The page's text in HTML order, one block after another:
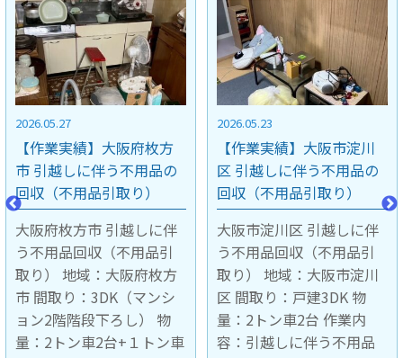
2026.05.23
【作業実績】大阪市淀川
区 引越しに伴う不用品の
回収（不用品引取り）
大阪市淀川区 引越しに伴
う不用品回収（不用品引
取り） 地域：大阪市淀川
区 間取り：戸建3DK 物
量：2トン車2台 作業内
容：引越しに伴う不用品
2026.05.15
【作業実績】京都市中京
区 引越しに伴う不用品の
回収（不用品引取り）
京都市中京区 引越しに伴
う不用品回収（不用品引
取り） 地域：京都市中京
区 間取り：マンション4階
1LDK 階段下ろし作業 物
量：2トン車1台 作業内